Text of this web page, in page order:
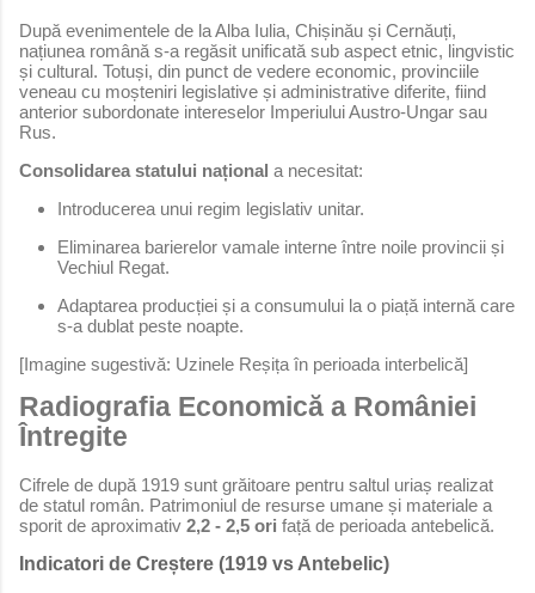
După evenimentele de la Alba Iulia, Chișinău și Cernăuți,
națiunea română s-a regăsit unificată sub aspect etnic, lingvistic
și cultural. Totuși, din punct de vedere economic, provinciile
veneau cu moșteniri legislative și administrative diferite, fiind
anterior subordonate intereselor Imperiului Austro-Ungar sau
Rus.
Consolidarea statului național a necesitat:
Introducerea unui regim legislativ unitar.
Eliminarea barierelor vamale interne între noile provincii și
Vechiul Regat.
Adaptarea producției și a consumului la o piață internă care
s-a dublat peste noapte.
[Imagine sugestivă: Uzinele Reșița în perioada interbelică]
Radiografia Economică a României
Întregite
Cifrele de după 1919 sunt grăitoare pentru saltul uriaș realizat
de statul român. Patrimoniul de resurse umane și materiale a
sporit de aproximativ 2,2 - 2,5 ori față de perioada antebelică.
Indicatori de Creștere (1919 vs Antebelic)